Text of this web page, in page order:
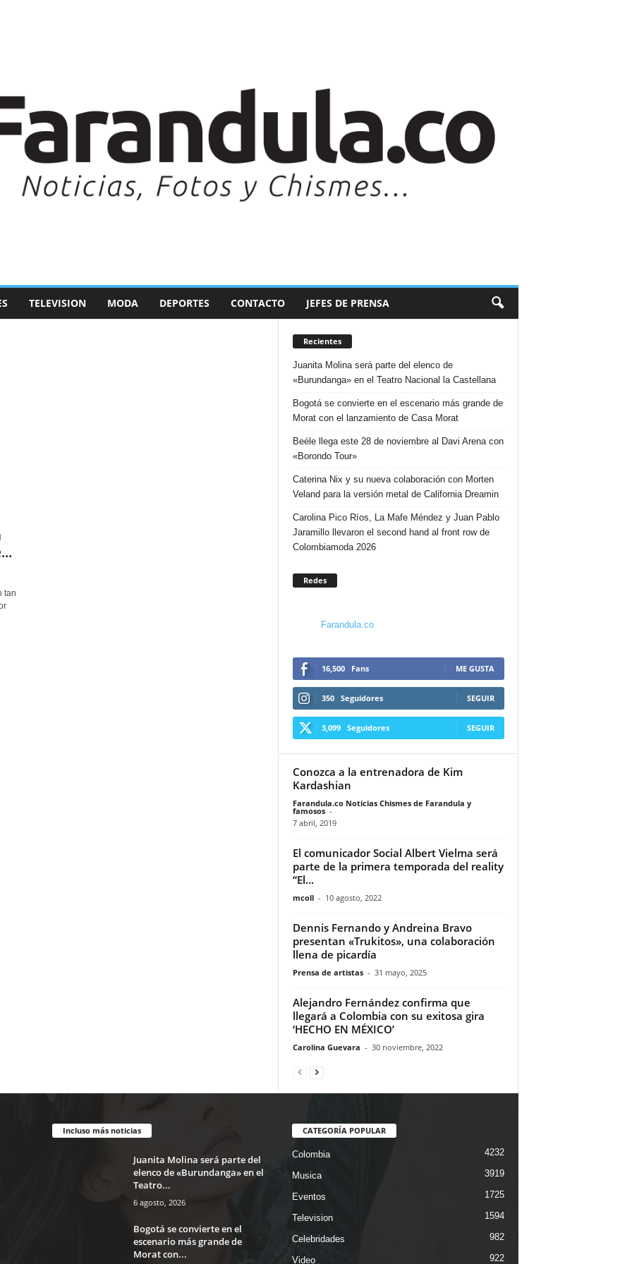
TELEVISION MODA DEPORTES CONTACTO JEFES DE PRENSA
tan
Recientes
Juanita Molina será parte del elenco de
«Burundanga» en el Teatro Nacional la Castellana
Bogotá se convierte en el escenario más grande de
Morat con el lanzamiento de Casa Morat
Beéle llega este 28 de noviembre al Davi Arena con
«Borondo Tour»
Caterina Nix y su nueva colaboración con Morten
Veland para la versión metal de California Dreamin
Carolina Pico Ríos, La Mafe Méndez y Juan Pablo
Jaramillo llevaron el second hand al front row de
Colombiamoda 2026
Redes
Farandula.co
16,500 Fans ME GUSTA
350 Seguidores SEGUIR
3,099 Seguidores SEGUIR
Conozca a la entrenadora de Kim
Kardashian
Farandula.co Noticias Chismes de Farandula y
famosos -
7 abril, 2019
El comunicador Social Albert Vielma será
parte de la primera temporada del reality
“El...
mcoll - 10 agosto, 2022
Dennis Fernando y Andreina Bravo
presentan «Trukitos», una colaboración
llena de picardía
Prensa de artistas - 31 mayo, 2025
Alejandro Fernández confirma que
llegará a Colombia con su exitosa gira
‘HECHO EN MÉXICO’
Carolina Guevara - 30 noviembre, 2022
Incluso más noticias
Juanita Molina será parte del
elenco de «Burundanga» en el
Teatro...
6 agosto, 2026
Bogotá se convierte en el
escenario más grande de
Morat con...
CATEGORÍA POPULAR
Colombia 4232
Musica 3919
Eventos 1725
Television 1594
Celebridades 982
Video 922